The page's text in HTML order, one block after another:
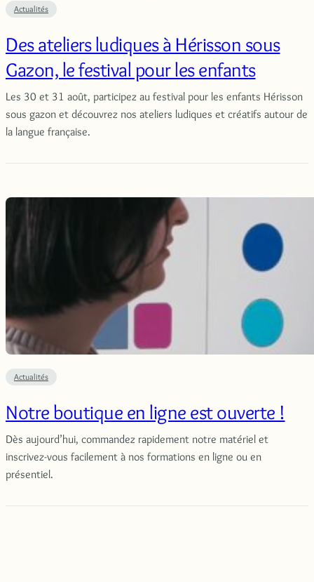
Actualités
Des ateliers ludiques à Hérisson sous
Gazon, le festival pour les enfants
Les 30 et 31 août, participez au festival pour les enfants Hérisson
sous gazon et découvrez nos ateliers ludiques et créatifs autour de
la langue française.
Actualités
Notre boutique en ligne est ouverte !
Dès aujourd’hui, commandez rapidement notre matériel et
inscrivez-vous facilement à nos formations en ligne ou en
présentiel.